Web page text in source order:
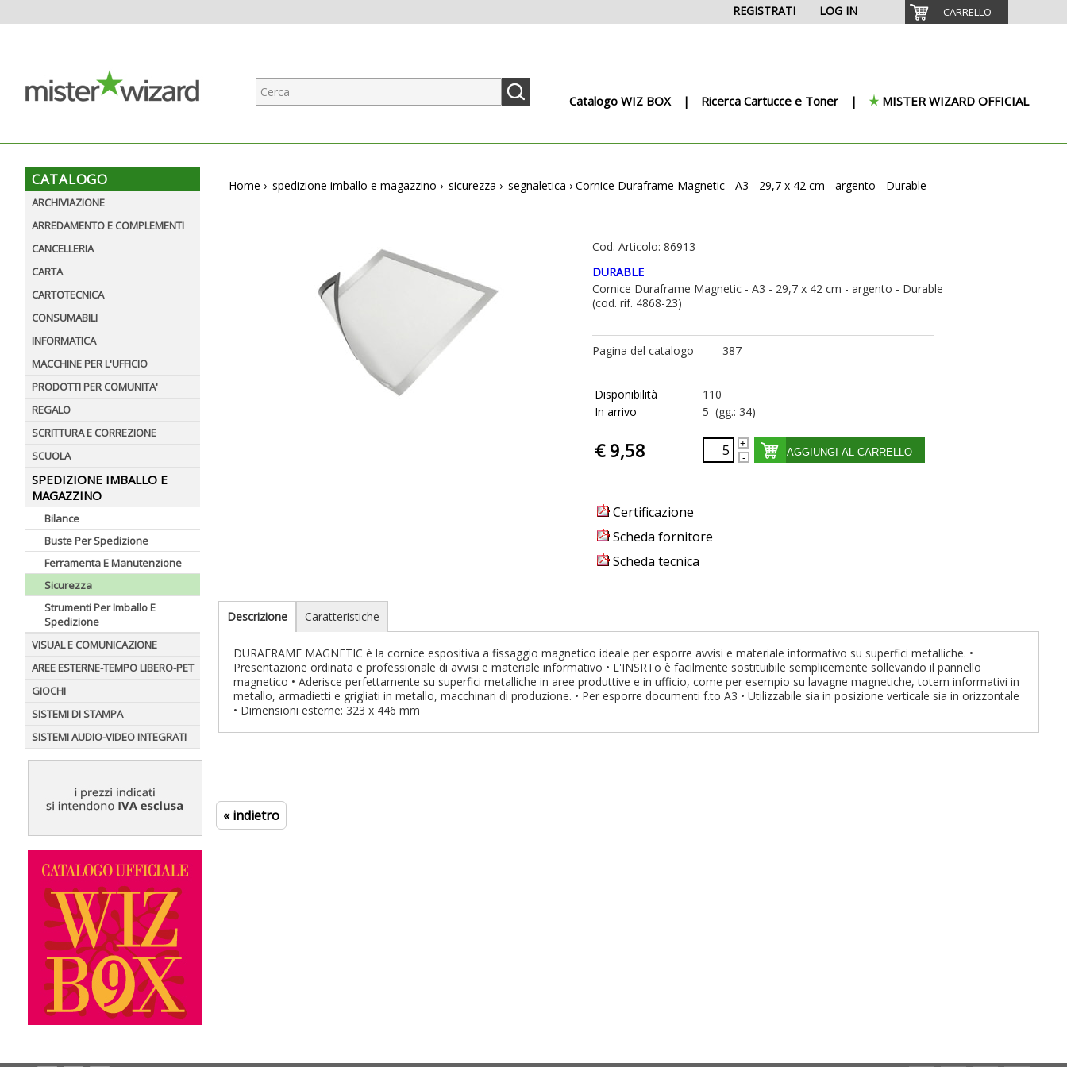
CARRELLO
LOG IN
REGISTRATI
Catalogo WIZ BOX Ricerca Cartucce e Toner MISTER WIZARD OFFICIAL
CATALOGO
ARCHIVIAZIONE
ARREDAMENTO E COMPLEMENTI
CANCELLERIA
CARTA
CARTOTECNICA
CONSUMABILI
INFORMATICA
MACCHINE PER L'UFFICIO
PRODOTTI PER COMUNITA'
REGALO
SCRITTURA E CORREZIONE
SCUOLA
SPEDIZIONE IMBALLO E
MAGAZZINO
Bilance
Buste Per Spedizione
Ferramenta E Manutenzione
Sicurezza
Strumenti Per Imballo E
Spedizione
VISUAL E COMUNICAZIONE
AREE ESTERNE-TEMPO LIBERO-PET
GIOCHI
SISTEMI DI STAMPA
SISTEMI AUDIO-VIDEO INTEGRATI
Home › spedizione imballo e magazzino › sicurezza › segnaletica › Cornice Duraframe Magnetic - A3 - 29,7 x 42 cm - argento - Durable
Cod. Articolo: 86913
DURABLE
Cornice Duraframe Magnetic - A3 - 29,7 x 42 cm - argento - Durable
(cod. rif. 4868-23)
Pagina del catalogo 387
Disponibilità
110
In arrivo
5 (gg.: 34)
€ 9,58 AGGIUNGI AL CARRELLO
Certificazione
Scheda fornitore
Scheda tecnica
Descrizione Caratteristiche
DURAFRAME MAGNETIC è la cornice espositiva a fissaggio magnetico ideale per esporre avvisi e materiale informativo su superfici metalliche. •
Presentazione ordinata e professionale di avvisi e materiale informativo • L'INSRTo è facilmente sostituibile semplicemente sollevando il pannello
magnetico • Aderisce perfettamente su superfici metalliche in aree produttive e in ufficio, come per esempio su lavagne magnetiche, totem informativi in
metallo, armadietti e grigliati in metallo, macchinari di produzione. • Per esporre documenti f.to A3 • Utilizzabile sia in posizione verticale sia in orizzontale
• Dimensioni esterne: 323 x 446 mm
« indietro